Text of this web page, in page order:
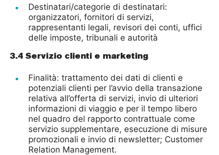
Destinatari/categorie di destinatari:
organizzatori, fornitori di servizi,
rappresentanti legali, revisori dei conti, uffici
delle imposte, tribunali e autorità
3.4 Servizio clienti e marketing
Finalità: trattamento dei dati di clienti e
potenziali clienti per l’avvio della transazione
relativa all’offerta di servizi, invio di ulteriori
informazioni di viaggio e per il tempo libero
nel quadro del rapporto contrattuale come
servizio supplementare, esecuzione di misure
promozionali e invio di newsletter; Customer
Relation Management.